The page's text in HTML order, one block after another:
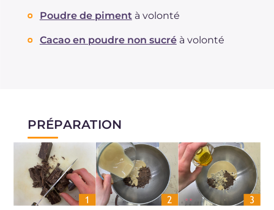
Poudre de piment à volonté
Cacao en poudre non sucré à volonté
PRÉPARATION